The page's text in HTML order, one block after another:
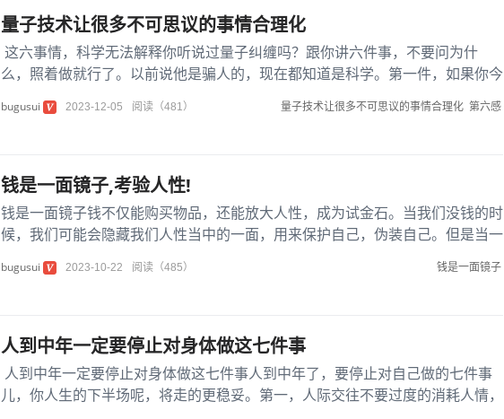
量子技术让很多不可思议的事情合理化
这六事情，科学无法解释你听说过量子纠缠吗？跟你讲六件事，不要问为什
么，照着做就行了。以前说他是骗人的，现在都知道是科学。第一件，如果你今
量子技术让很多不可思议的事情合理化 第六感
bugusui 2023-12-05 阅读（481）
钱是一面镜子,考验人性!
钱是一面镜子钱不仅能购买物品，还能放大人性，成为试金石。当我们没钱的时
候，我们可能会隐藏我们人性当中的一面，用来保护自己，伪装自己。但是当一
钱是一面镜子
bugusui 2023-10-22 阅读（485）
人到中年一定要停止对身体做这七件事
人到中年一定要停止对身体做这七件事人到中年了，要停止对自己做的七件事
儿，你人生的下半场呢，将走的更稳妥。第一，人际交往不要过度的消耗人情，